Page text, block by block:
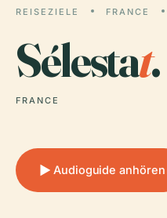
REISEZIELE FRANCE
Sélestat.
FRANCE
Audioguide anhören